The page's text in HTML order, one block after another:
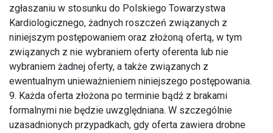
zgłaszaniu w stosunku do Polskiego Towarzystwa
Kardiologicznego, żadnych roszczeń związanych z
niniejszym postępowaniem oraz złożoną ofertą, w tym
związanych z nie wybraniem oferty oferenta lub nie
wybraniem żadnej oferty, a także związanych z
ewentualnym unieważnieniem niniejszego postępowania.
9. Każda oferta złożona po terminie bądź z brakami
formalnymi nie będzie uwzględniana. W szczególnie
uzasadnionych przypadkach, gdy oferta zawiera drobne